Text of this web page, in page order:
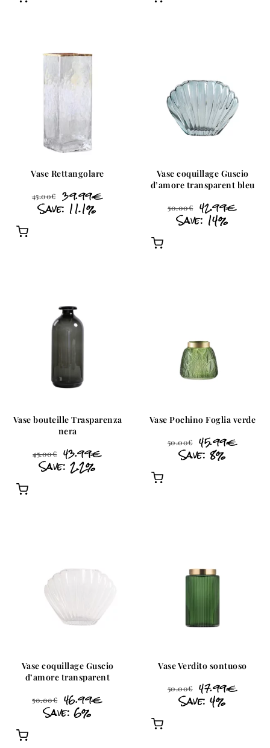
Vase Rettangolare
45.00€ 39.99€
Save: 11.1%
Vase coquillage Guscio
d’amore transparent bleu
50.00€ 42.99€
Save: 14%
Vase bouteille Trasparenza
nera
45.00€ 43.99€
Save: 2.2%
Vase Pochino Foglia verde
50.00€ 45.99€
Save: 8%
Vase coquillage Guscio
d’amore transparent
50.00€ 46.99€
Save: 6%
Vase Verdito sontuoso
50.00€ 47.99€
Save: 4%